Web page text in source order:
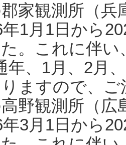
家観測所（
1月1日から
。これに伴い
年、1月、2月
ますので、
野観測所（
3月1日から